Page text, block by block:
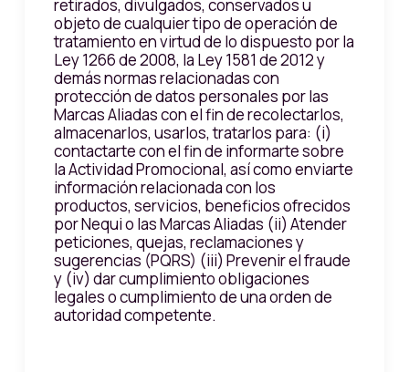
retirados, divulgados, conservados u
objeto de cualquier tipo de operación de
tratamiento en virtud de lo dispuesto por la
Ley 1266 de 2008, la Ley 1581 de 2012 y
demás normas relacionadas con
protección de datos personales por las
Marcas Aliadas con el fin de recolectarlos,
almacenarlos, usarlos, tratarlos para: (i)
contactarte con el fin de informarte sobre
la Actividad Promocional, así como enviarte
información relacionada con los
productos, servicios, beneficios ofrecidos
por Nequi o las Marcas Aliadas (ii) Atender
peticiones, quejas, reclamaciones y
sugerencias (PQRS) (iii) Prevenir el fraude
y (iv) dar cumplimiento obligaciones
legales o cumplimiento de una orden de
autoridad competente.